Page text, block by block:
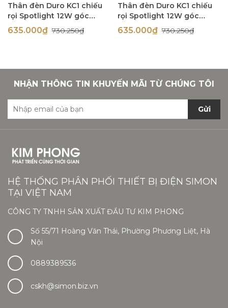
Thân đèn Duro KC1 chiếu
rọi Spotlight 12W góc
chiếu 60 độ Simon N0424-
0417
635.000₫ 730.250₫
Thân đèn Duro KC1 chiếu
rọi Spotlight 12W góc
chiếu 60 độ Simon N0424-
0416
635.000₫ 730.250₫
NHẬN THÔNG TIN KHUYẾN MÃI TỪ CHÚNG TÔI
Gửi
HỆ THỐNG PHÂN PHỐI THIẾT BỊ ĐIỆN SIMON
TẠI VIỆT NAM
CÔNG TY TNHH SẢN XUẤT ĐẦU TƯ KIM PHONG
Số 55/71 Hoàng Văn Thái, Phường Phương Liệt, Hà
Nội
0889389536
cskh@simon.biz.vn